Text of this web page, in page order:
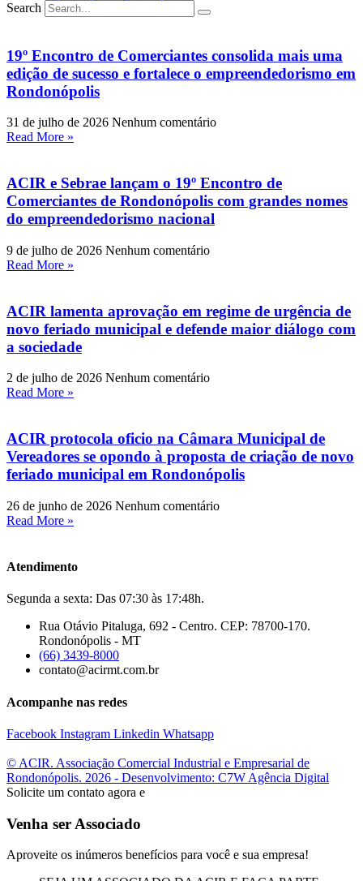
Search
19º Encontro de Comerciantes consolida mais uma
edição de sucesso e fortalece o empreendedorismo em
Rondonópolis
31 de julho de 2026 Nenhum comentário
Read More »
ACIR e Sebrae lançam o 19º Encontro de
Comerciantes de Rondonópolis com grandes nomes
do empreendedorismo nacional
9 de julho de 2026 Nenhum comentário
Read More »
ACIR lamenta aprovação em regime de urgência de
novo feriado municipal e defende maior diálogo com
a sociedade
2 de julho de 2026 Nenhum comentário
Read More »
ACIR protocola oficio na Câmara Municipal de
Vereadores se opondo à proposta de criação de novo
feriado municipal em Rondonópolis
26 de junho de 2026 Nenhum comentário
Read More »
Atendimento
Segunda a sexta: Das 07:30 às 17:48h.
Rua Otávio Pitaluga, 692 - Centro. CEP: 78700-170.
Rondonópolis - MT
(66) 3439-8000
contato@acirmt.com.br
Acompanhe nas redes
Facebook Instagram Linkedin Whatsapp
© ACIR. Associação Comercial Industrial e Empresarial de
Rondonópolis. 2026 - Desenvolvimento: C7W Agência Digital
Solicite um contato agora e
Venha ser Associado
Aproveite os inúmeros benefícios para você e sua empresa!